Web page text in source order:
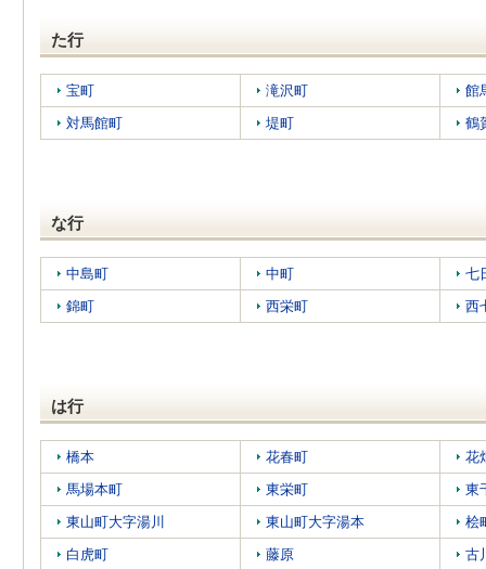
た行
宝町 滝沢町
館
対馬館町
堤町 鶴
な行
中島町 中町
七
錦町
西栄町 西
は行
橋本 花春町
花
馬場本町
東栄町
東
東山町大字湯川
東山町大字湯本
桧
白虎町
藤原 古